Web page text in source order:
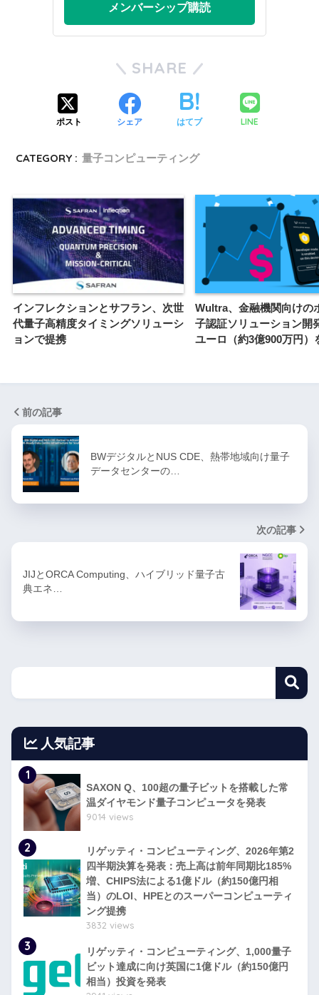
メンバーシップ購読
SHARE
ポスト シェア はてブ LINE
CATEGORY : 量子コンピューティング
インフレクションとサフラン、次世
代量子高精度タイミングソリューシ
ョンで提携
Wultra、金融機関向けの
子認証ソリューション開
ユーロ（約3億900万円）
前の記事
BWデジタルとNUS CDE、熱帯地域向け量子
データセンターの…
次の記事
JIJとORCA Computing、ハイブリッド量子古
典エネ…
人気記事
1
SAXON Q、100超の量子ビットを搭載した常
温ダイヤモンド量子コンピュータを発表
9014 views
2
リゲッティ・コンピューティング、2026年第2
四半期決算を発表：売上高は前年同期比185%
増、CHIPS法による1億ドル（約150億円相
当）のLOI、HPEとのスーパーコンピューティ
ング提携
3832 views
3
リゲッティ・コンピューティング、1,000量子
ビット達成に向け英国に1億ドル（約150億円
相当）投資を発表